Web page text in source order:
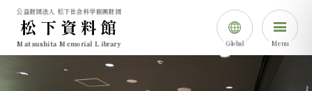
公益財団法人 松下社会科学振興財団
松下資料館
Matsushita Memorial Library Global Menu